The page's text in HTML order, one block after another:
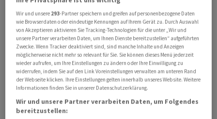
dieser Zeit kaum bewegt, wie das Kursniveau von 1,1612
zeigt.
Am Abend fehlte es an wesentlichen Impulsen für den
Handel. So gab es einmal keine neuen Aussagen von
hochrangigen US-Vertretern zu den Verhandlungen mit
dem Iran. Auch der Ölpreis zeigte sich relativ stabil bei
um die 103 US-Dollar für ein Fass der Nordseesorte
Brent.
Wir und unsere 293-Partner speichern und greifen auf personenbezogene Daten
wie Browserdaten oder eindeutige Kennungen auf Ihrem Gerät zu. Durch Auswahl
von Akzeptieren aktivieren Sie Tracking-Technologien für die unter „Wir und
unsere Partner verarbeiten Daten, um Ihnen Dienste bereitzustellen“ aufgeführten
Zwecke. Wenn Tracker deaktiviert sind, sind manche Inhalte und Anzeigen
möglicherweise nicht mehr so relevant für Sie. Sie können dieses Menü jederzeit
wieder aufrufen, um Ihre Einstellungen zu ändern oder Ihre Einwilligung zu
widerrufen, indem Sie auf den Link Voreinstellungen verwalten am unteren Rand
der Webseite klicken. Ihre Einstellungen gelten innerhalb unseres Website. Weitere
Informationen finden Sie in unserer Datenschutzerklärung.
Wir und unsere Partner verarbeiten Daten, um Folgendes
bereitzustellen: